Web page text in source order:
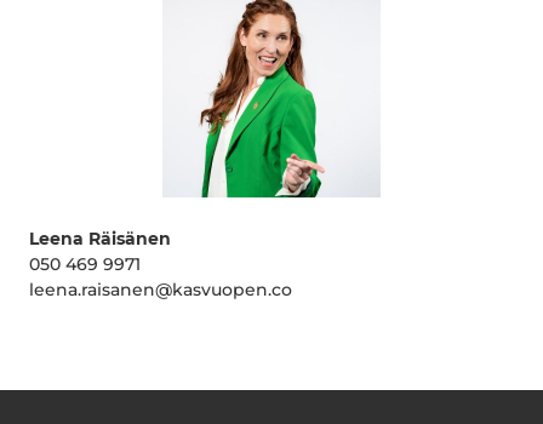
Leena Räisänen
050 469 9971
leena.raisanen@kasvuopen.co